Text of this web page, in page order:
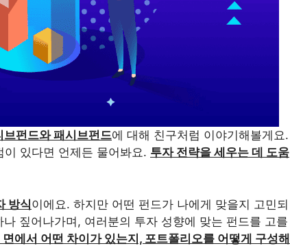
브펀드와 패시브펀드에 대해 친구처럼 이야기해볼게요.
있다면 언제든 물어봐요. 투자 전략을 세우는 데 도움
방식이에요. 하지만 어떤 펀드가 나에게 맞을지 고민되
짚어나가며, 여러분의 투자 성향에 맞는 펀드를 고를
에서 어떤 차이가 있는지, 포트폴리오를 어떻게 구성해